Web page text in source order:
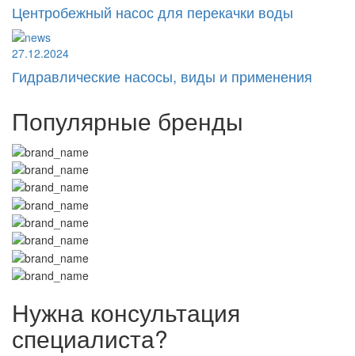
Центробежный насос для перекачки воды
27.12.2024
Гидравлические насосы, виды и применения
Популярные бренды
Нужна консультация
специалиста?